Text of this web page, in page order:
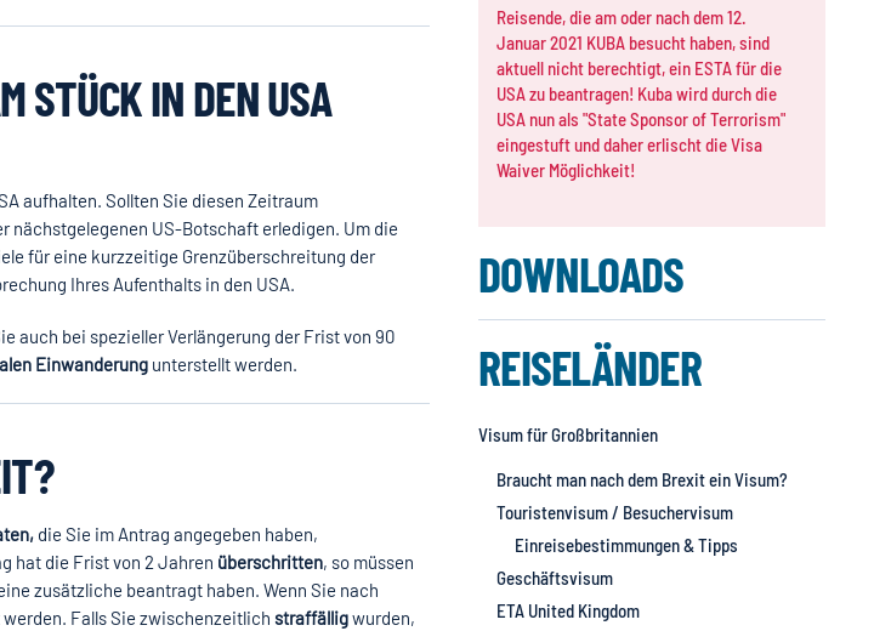
STÜCK IN DEN USA
aufhalten. Sollten Sie diesen Zeitraum
nächstgelegenen US-Botschaft erledigen. Um die
für eine kurzzeitige Grenzüberschreitung der
Ihres Aufenthalts in den USA.
auch bei spezieller Verlängerung der Frist von 90
Einwanderung unterstellt werden.
die Sie im Antrag angegeben haben,
hat die Frist von 2 Jahren überschritten, so müssen
zusätzliche beantragt haben. Wenn Sie nach
Falls Sie zwischenzeitlich straffälligwurden,
Reisende, die am oder nach dem 12.
Januar 2021 KUBA besucht haben, sind
aktuell nicht berechtigt, ein ESTA für die
USA zu beantragen! Kuba wird durch die
USA nun als "State Sponsor of Terrorism"
eingestuft und daher erlischt die Visa
Waiver Möglichkeit!
DOWNLOADS
REISELÄNDER
Visum für Großbritannien
Braucht man nach dem Brexit ein Visum?
Touristenvisum / Besuchervisum
Einreisebestimmungen & Tipps
Geschäftsvisum
ETA United Kingdom